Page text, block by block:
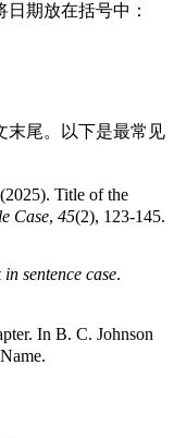
期放在括号中：
末尾。以下是最常见
Title of the
Case, 45(2), 123-145.
sentence case.
In B. C. Johnson